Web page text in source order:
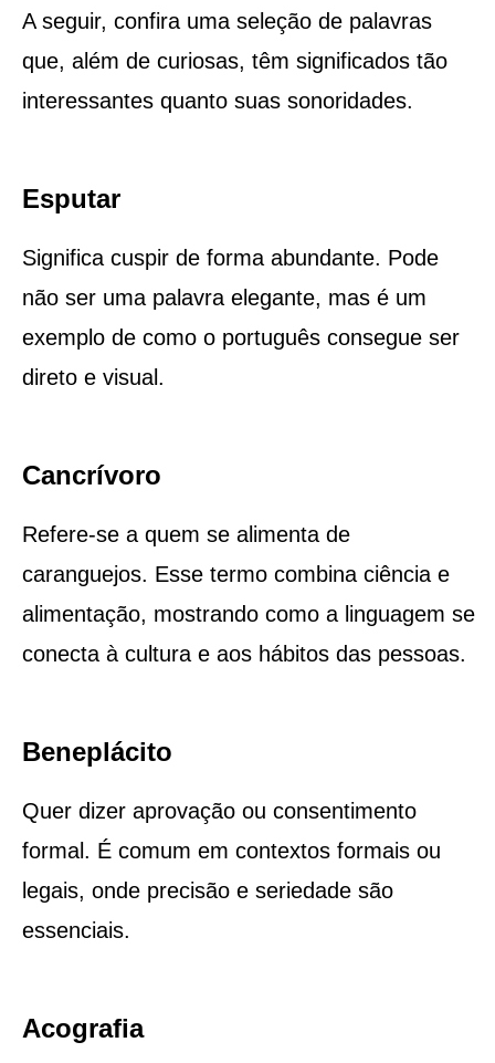
A seguir, confira uma seleção de palavras
que, além de curiosas, têm significados tão
interessantes quanto suas sonoridades.
Esputar
Significa cuspir de forma abundante. Pode
não ser uma palavra elegante, mas é um
exemplo de como o português consegue ser
direto e visual.
Cancrívoro
Refere-se a quem se alimenta de
caranguejos. Esse termo combina ciência e
alimentação, mostrando como a linguagem se
conecta à cultura e aos hábitos das pessoas.
Beneplácito
Quer dizer aprovação ou consentimento
formal. É comum em contextos formais ou
legais, onde precisão e seriedade são
essenciais.
Acografia